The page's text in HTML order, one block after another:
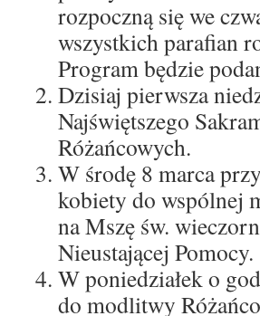
rozpoczną się we
wszystkich parafian
Program będzie
Dzisiaj pierwsza
Najświętszego
Różańcowych.
W środę 8 marca
kobiety do wspólnej
na Mszę św.
Nieustającej Pomocy.
W poniedziałek o
do modlitwy